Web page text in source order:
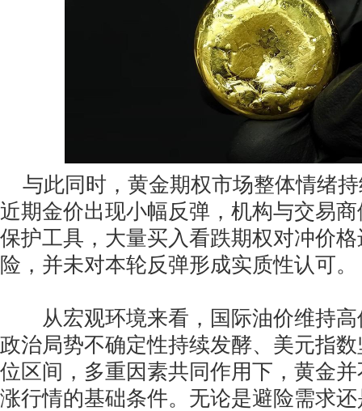
与此同时，黄金期权市场整体情绪
近期金价出现小幅反弹，机构与交易
保护工具，大量买入看跌期权对冲价
险，并未对本轮反弹形成实质性认可。
从宏观环境来看，国际油价维持高
政治局势不确定性持续发酵、美元指
位区间，多重因素共同作用下，黄金
涨行情的基础条件。无论是避险需求